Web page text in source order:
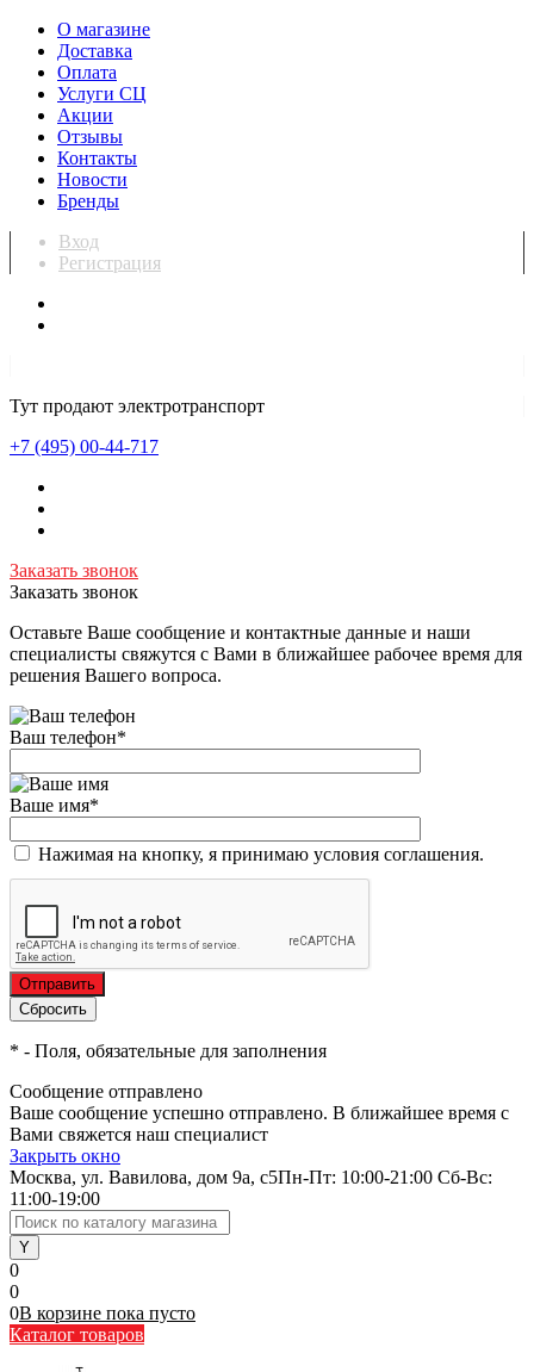
О магазине
Доставка
Оплата
Услуги СЦ
Акции
Отзывы
Контакты
Новости
Бренды
Вход
Регистрация
Тут продают электротранспорт
+7 (495) 00-44-717
Заказать звонок
Заказать звонок
Оставьте Ваше сообщение и контактные данные и наши
специалисты свяжутся с Вами в ближайшее рабочее время для
решения Вашего вопроса.
Ваш телефон*
Ваше имя*
Нажимая на кнопку, я принимаю условия соглашения.
* - Поля, обязательные для заполнения
Сообщение отправлено
Ваше сообщение успешно отправлено. В ближайшее время с
Вами свяжется наш специалист
Закрыть окно
Москва, ул. Вавилова, дом 9а, с5Пн-Пт: 10:00-21:00 Сб-Вс:
11:00-19:00
0
0
0В корзине пока пусто
Каталог товаров